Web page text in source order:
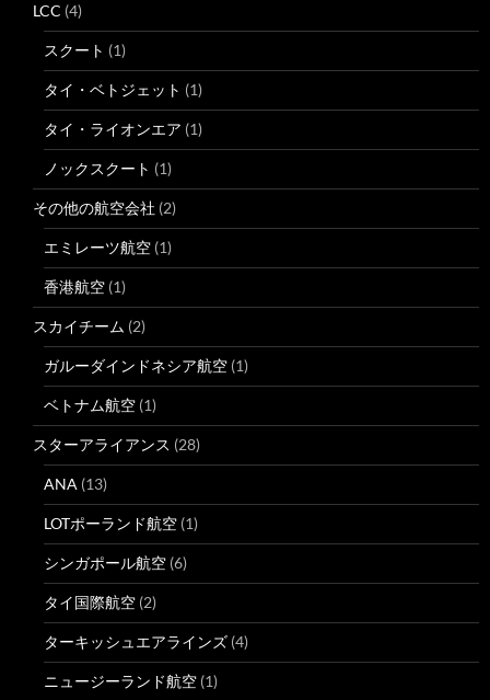
LCC (4)
スクート (1)
タイ・ベトジェット (1)
タイ・ライオンエア (1)
ノックスクート (1)
その他の航空会社 (2)
エミレーツ航空 (1)
香港航空 (1)
スカイチーム (2)
ガルーダインドネシア航空 (1)
ベトナム航空 (1)
スターアライアンス (28)
ANA (13)
LOTポーランド航空 (1)
シンガポール航空 (6)
タイ国際航空 (2)
ターキッシュエアラインズ (4)
ニュージーランド航空 (1)